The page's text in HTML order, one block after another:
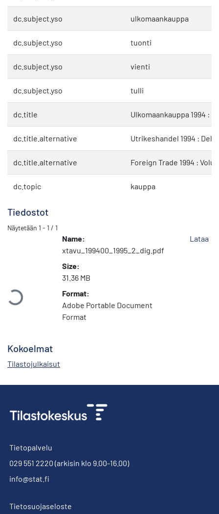
dc.subject.yso ulkomaankauppa
dc.subject.yso tuonti
dc.subject.yso vienti
dc.subject.yso tulli
dc.title Ulkomaankauppa 1994 :
dc.title.alternative Utrikeshandel 1994 : Del II
dc.title.alternative Foreign Trade 1994 :
dc.topic kauppa
Tiedostot
Näytetään 1 - 1 / 1
Ladataan...
Name:
xtavu_199400_1995_2_dig.pdf
Size:
31.36 MB
Format:
Adobe Portable Document
Format
Lataa
Kokoelmat
Tilastojulkaisut
Tietopalvelu
029 551 2220 (arkisin klo 9.00-16.00)
info@stat.fi
Tietosuojaseloste